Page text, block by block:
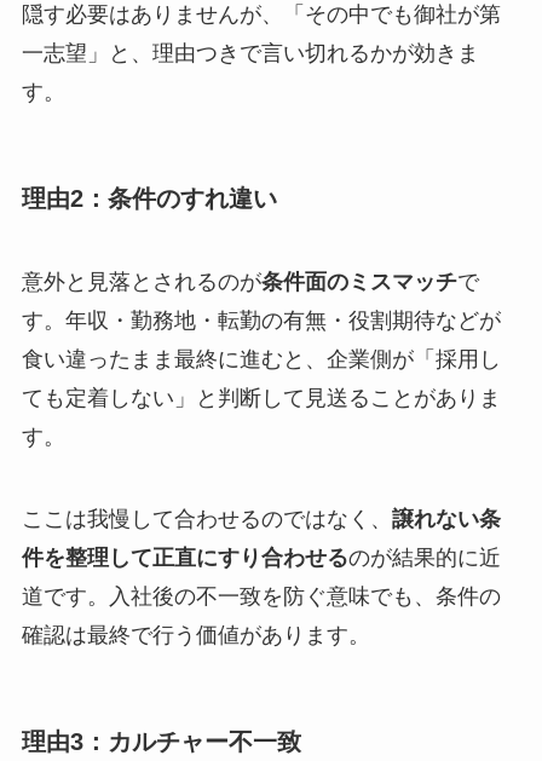
隠す必要はありませんが、「その中でも御社が第
一志望」と、理由つきで言い切れるかが効きま
す。
理由2：条件のすれ違い
意外と見落とされるのが条件面のミスマッチで
す。年収・勤務地・転勤の有無・役割期待などが
食い違ったまま最終に進むと、企業側が「採用し
ても定着しない」と判断して見送ることがありま
す。
ここは我慢して合わせるのではなく、 譲れない条
件を整理して正直にすり合わせるのが結果的に近
道です。入社後の不一致を防ぐ意味でも、条件の
確認は最終で行う価値があります。
理由3：カルチャー不一致